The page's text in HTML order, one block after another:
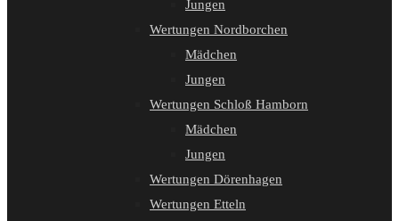
Jungen
Wertungen Nordborchen
Mädchen
Jungen
Wertungen Schloß Hamborn
Mädchen
Jungen
Wertungen Dörenhagen
Wertungen Etteln